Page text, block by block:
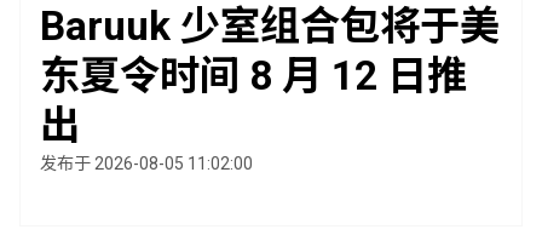
Baruuk 少室组合包将于美
东夏令时间 8 月 12 日推
出
发布于 2026-08-05 11:02:00